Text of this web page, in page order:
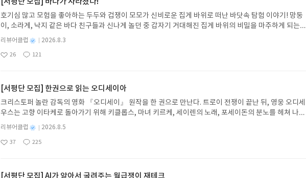
호기심 많고 모험을 좋아하는 두두와 겁쟁이 모모가 신비로운 집게 바위로 떠난 바닷속 탐험 이야기! 망둥
이, 소라게, 낙지 같은 바다 친구들과 신나게 놀던 중 갑자기 거대해진 집게 바위의 비밀을 마주하게 되는
데, 과연 바다에 무슨 일이 벌어진 걸까요? 상상력을 자극하는 환상적인 해양 모험 동화 속으로 풍덩 빠져
보세요!바다가 사라졌다!글쓴이서휘 글출판사풀빛 예스24 바로가기 닫기모집인원 : 20명신청기간 : 202
6.08.03 ~ 2026.08.07발표일자 : 2026.08.13리뷰 작성기한 : 도서/상품 받고 2주 이내 ▶ 주소/연락처 업
해주세요!- '사락' 개설 후, 이 글의 댓글로 신청해주세요.- 기존 YES블로그는 '사락'으로 개편되어 별도로
개설하지 않으셔도 됩니다. ▶ 도서/상품 발송- 도서/상품은 최근 배송지가 아닌 회원정보상의 주소/연락
처 (클릭 시 수정 가능)로 발송됩니다.- 주소/연락처에 문제가 있을 시 선정에서 제외되거나 배송에서 누락
될 수 있습니다(재발송 불가). ▶ 리뷰 작성- 도서/상품을 받고 2주 이내 리뷰를 작성해주셔야 합니다. (포
스트가 아닌 '리뷰'로 작성)- 기간내 미작성, 불성실한 리뷰, 도서/상품과 무관한 리뷰 작성 시 이후 선정에
서 제외될 수 있습니다.- 리뷰어클럽은 개인의 감상이 포함된 300자 이상의 리뷰를 권장합니다.
별
리뷰어클럽
성
2026.8.3
좋
26
댓
121
작
[서평단 모집] 한권으로 읽는 오디세이아
크리스토퍼 놀란 감독의 영화 『오디세이』 원작을 한 권으로 만난다. 트로이 전쟁이 끝난 뒤, 영웅 오디세
우스는 고향 이타케로 돌아가기 위해 키클롭스, 마녀 키르케, 세이렌의 노래, 포세이돈의 분노를 헤쳐 나간
다. 그리스 철학 전공자인 옮긴이가 호메로스의 방대한 24권 서사를 현대적이고 자연스러운 한국어로 풀
어내, 고전이 낯선 독자도 이야기의 흐름을 놓치지 않고 끝까지 읽을 수 있다. 3천 년을 이어 온 귀향과 모험
의 대서사시가 가장 읽기 편한 번역으로 새롭게 펼쳐진다.한권으로 읽는 오디세이아글쓴이호메로스 저/육
주소/연락처를 업데이트 해주세요! (선정 후 수정 불가)▶ 서평단 신청 방법 : 기대평 댓글을 작성해주세요!
별
리뷰어클럽
성
2026.8.5
좋
37
댓
225
작
[서평단 모집] AI가 알아서 굴려주는 월급쟁이 재테크